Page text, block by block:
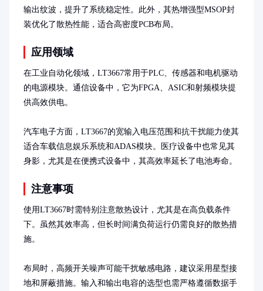
输出纹波，提升了系统稳定性。此外，其热增强型MSOP封
装优化了散热性能，适合高密度PCB布局。
应用领域
在工业自动化领域，LT3667常用于PLC、传感器和电机驱动
的电源模块。通信设备中，它为FPGA、ASIC和射频模块提
供高效供电。
汽车电子方面，LT3667的宽输入电压范围和抗干扰能力使其
适合车载信息娱乐系统和ADAS模块。医疗设备中也常见其
身影，尤其是在便携式设备中，其高效率延长了电池寿命。
注意事项
使用LT3667时需特别注意散热设计，尤其是在高负载条件
下。虽然其效率高，但长时间满负荷运行仍需良好的散热措
施。
布局时，高频开关噪声可能干扰敏感电路，建议采用星型接
地和屏蔽措施。输入和输出电容的选型也需严格遵循数据手